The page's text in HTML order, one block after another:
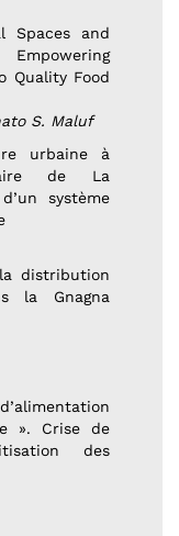
Spaces and
Quality Food
S. Maluf
urbaine à
de La
système
distribution
la Gnagna
». Crise de
des